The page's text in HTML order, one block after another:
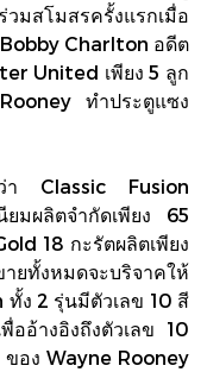
มสโมสรครั้งแรกเมื่อ
Charlton อดีต
United เพียง 5 ลูก
ทำประตูแซง
ว่า Classic Fusion
มผลิตจำกัดเพียง 65
18 กะรัตผลิตเพียง
ยทั้งหมดจะบริจาคให้
ง 2 รุ่นมีตัวเลข 10 สี
อ้างอิงถึงตัวเลข 10
อง Wayne Rooney